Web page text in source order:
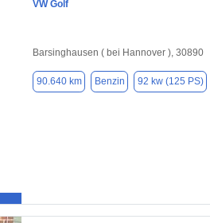
VW Golf
Barsinghausen ( bei Hannover ), 30890
90.640 km Benzin 92 kw (125 PS)